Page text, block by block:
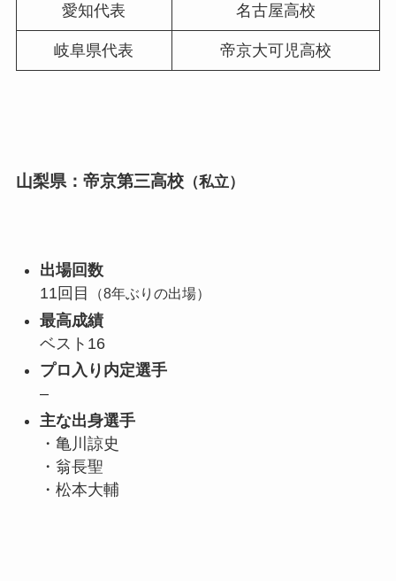
愛知代表 名古屋高校
岐阜県代表 帝京大可児高校
山梨県：帝京第三高校（私立）
出場回数
11回目
（8年ぶりの出場）
最高成績
ベスト16
プロ入り内定選手
–
主な出身選手
・亀川諒史
・翁長聖
・松本大輔